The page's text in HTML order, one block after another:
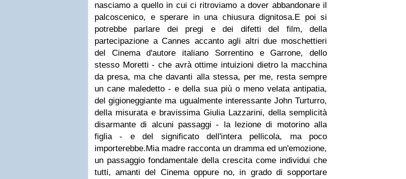
nasciamo a quello in cui ci ritroviamo a dover abbandonare il
palcoscenico, e sperare in una chiusura dignitosa.E poi si
potrebbe parlare dei pregi e dei difetti del film, della
partecipazione a Cannes accanto agli altri due moschettieri
del Cinema d'autore italiano Sorrentino e Garrone, dello
stesso Moretti - che avrà ottime intuizioni dietro la macchina
da presa, ma che davanti alla stessa, per me, resta sempre
un cane maledetto - e della sua più o meno velata antipatia,
del gigioneggiante ma ugualmente interessante John Turturro,
della misurata e bravissima Giulia Lazzarini, della semplicità
disarmante di alcuni passaggi - la lezione di motorino alla
figlia - e del significato dell'intera pellicola, ma poco
importerebbe.Mia madre racconta un dramma ed un'emozione,
un passaggio fondamentale della crescita come individui che
tutti, amanti del Cinema oppure no, in grado di sopportare